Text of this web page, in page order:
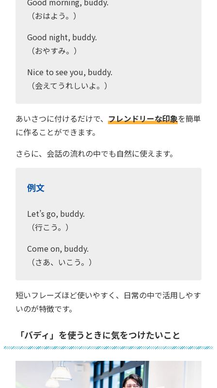
（おはよう。）
Good night, buddy.
（おやすみ。）
Nice to see you, buddy.
（会えてうれしいよ。）
あいさつに付けるだけで、 フレンドリーな印象を簡単
に作ることができます。
さらに、会話の流れの中でも自然に使えます。
例文
Let’s go, buddy.
（行こう。）
Come on, buddy.
（さあ、いこう。）
短いフレーズほど使いやすく、日常の中で活用しやす
いのが特徴です。
「バディ」を使うときに気をつけたいこと